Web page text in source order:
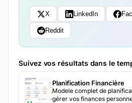
X LinkedIn
Reddit
Suivez vos résultats dans le
Planification Financière
Modele complet de
gérer vos finances